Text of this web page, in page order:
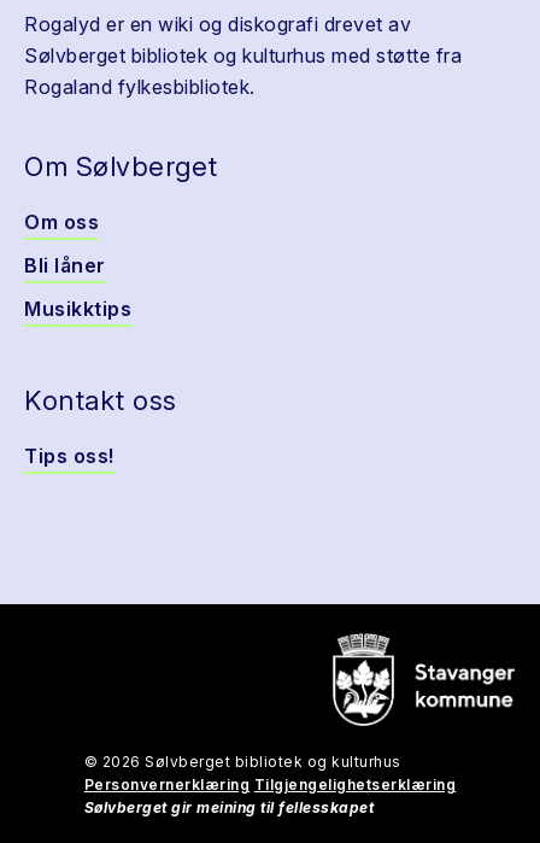
Rogalyd er en wiki og diskografi drevet av
Sølvberget bibliotek og kulturhus med støtte fra
Rogaland fylkesbibliotek.
Om Sølvberget
Om oss
Bli låner
Musikktips
Kontakt oss
Tips oss!
© 2026 Sølvberget bibliotek og kulturhus
Personvernerklæring Tilgjengelighetserklæring
Sølvberget gir meining til fellesskapet